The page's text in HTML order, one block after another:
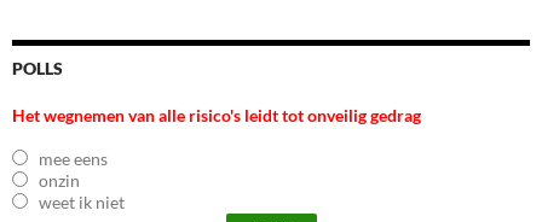
POLLS
Het wegnemen van alle risico's leidt tot onveilig gedrag
mee eens
onzin
weet ik niet